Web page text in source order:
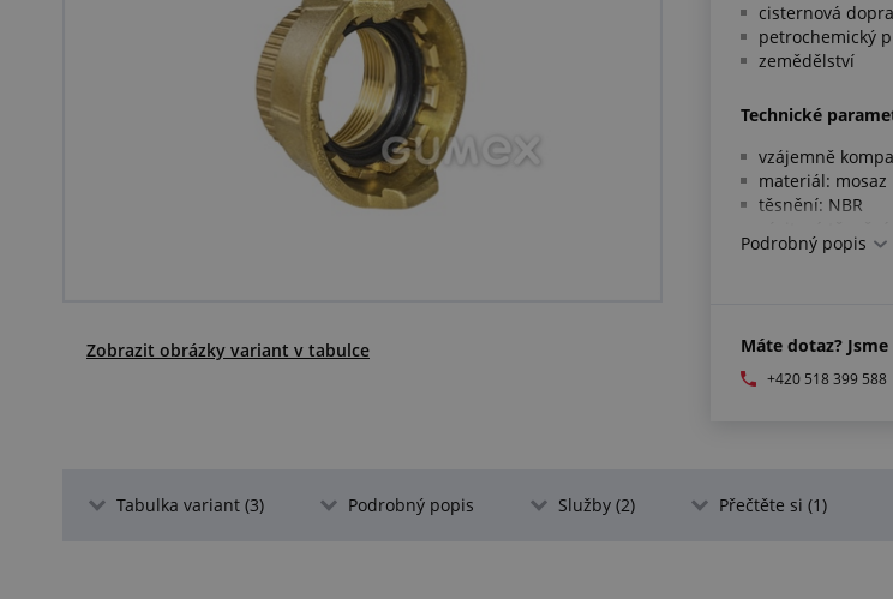
Zobrazit obrázky variant v tabulce
cisternová
petrochemický
zemědělství
Technické
vzájemně
materiál: mosaz
těsnění: NBR
pracovní tlak: 16
EN 14420-6
Podrobný popis
Máte dotaz?
+420 518 399 588
Tabulka variant (3) Podrobný popis Služby (2) Přečtěte si (1)